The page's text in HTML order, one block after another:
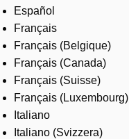
Español
Français
Français (Belgique)
Français (Canada)
Français (Suisse)
Français (Luxembourg)
Italiano
Italiano (Svizzera)